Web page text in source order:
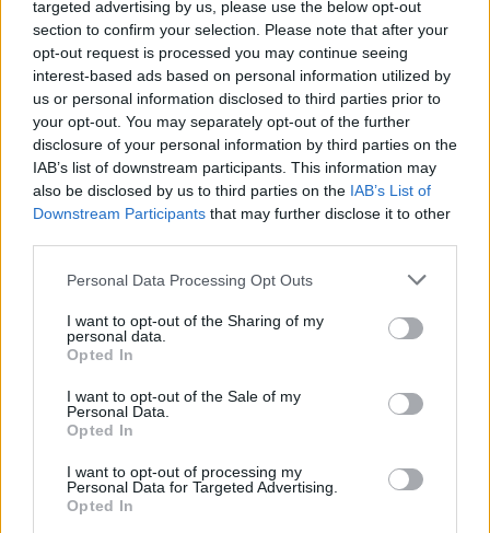
targeted advertising by us, please use the below opt-out
section to confirm your selection. Please note that after your
opt-out request is processed you may continue seeing
interest-based ads based on personal information utilized by
us or personal information disclosed to third parties prior to
your opt-out. You may separately opt-out of the further
disclosure of your personal information by third parties on the
IAB’s list of downstream participants. This information may
also be disclosed by us to third parties on the IAB’s List of
Downstream Participants that may further disclose it to other
Personal Data Processing Opt Outs
I want to opt-out of the Sharing of my
personal data.
Opted In
I want to opt-out of the Sale of my
Personal Data.
Opted In
I want to opt-out of processing my
Personal Data for Targeted Advertising.
Opted In
ΔΕΙΤΕ ΕΠΙΣΗΣ
ΣΤΗΝ ΙΔΙΑ ΚΑΤΗΓΟΡΙΑ
και βραδινές έξοδοι στη
ΣΉΜΕΡΑ
καλοκαιρινές της διακοπές στο «νησί
Πάρο με μαύρο μπικίνι ‑ δείτε
τις πόζες της